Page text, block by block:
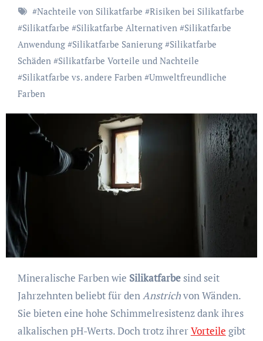
#Nachteile von Silikatfarbe #Risiken bei Silikatfarbe
#Silikatfarbe #Silikatfarbe Alternativen#Silikatfarbe
Anwendung#Silikatfarbe Sanierung#Silikatfarbe
Schäden#Silikatfarbe Vorteile und Nachteile
#Silikatfarbe vs. andere Farben#Umweltfreundliche
Farben
Mineralische Farben wie Silikatfarbesind seit
Jahrzehnten beliebt für denAnstrichvon Wänden.
Sie bieten eine hohe Schimmelresistenz dank ihres
alkalischen pH-Werts. Doch trotz ihrerVorteile gibt